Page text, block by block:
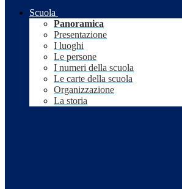
Scuola
Panoramica
Presentazione
I luoghi
Le persone
I numeri della scuola
Le carte della scuola
Organizzazione
La storia